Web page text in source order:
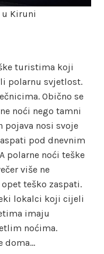
u Kiruni
turistima koji
polarnu svjetlost.
Obično se
noći nego tamni
pojava nosi svoje
pod dnevnim
polarne noći teške
više ne
teško zaspati.
lokalci koji cijeli
imaju
noćima.
doma…